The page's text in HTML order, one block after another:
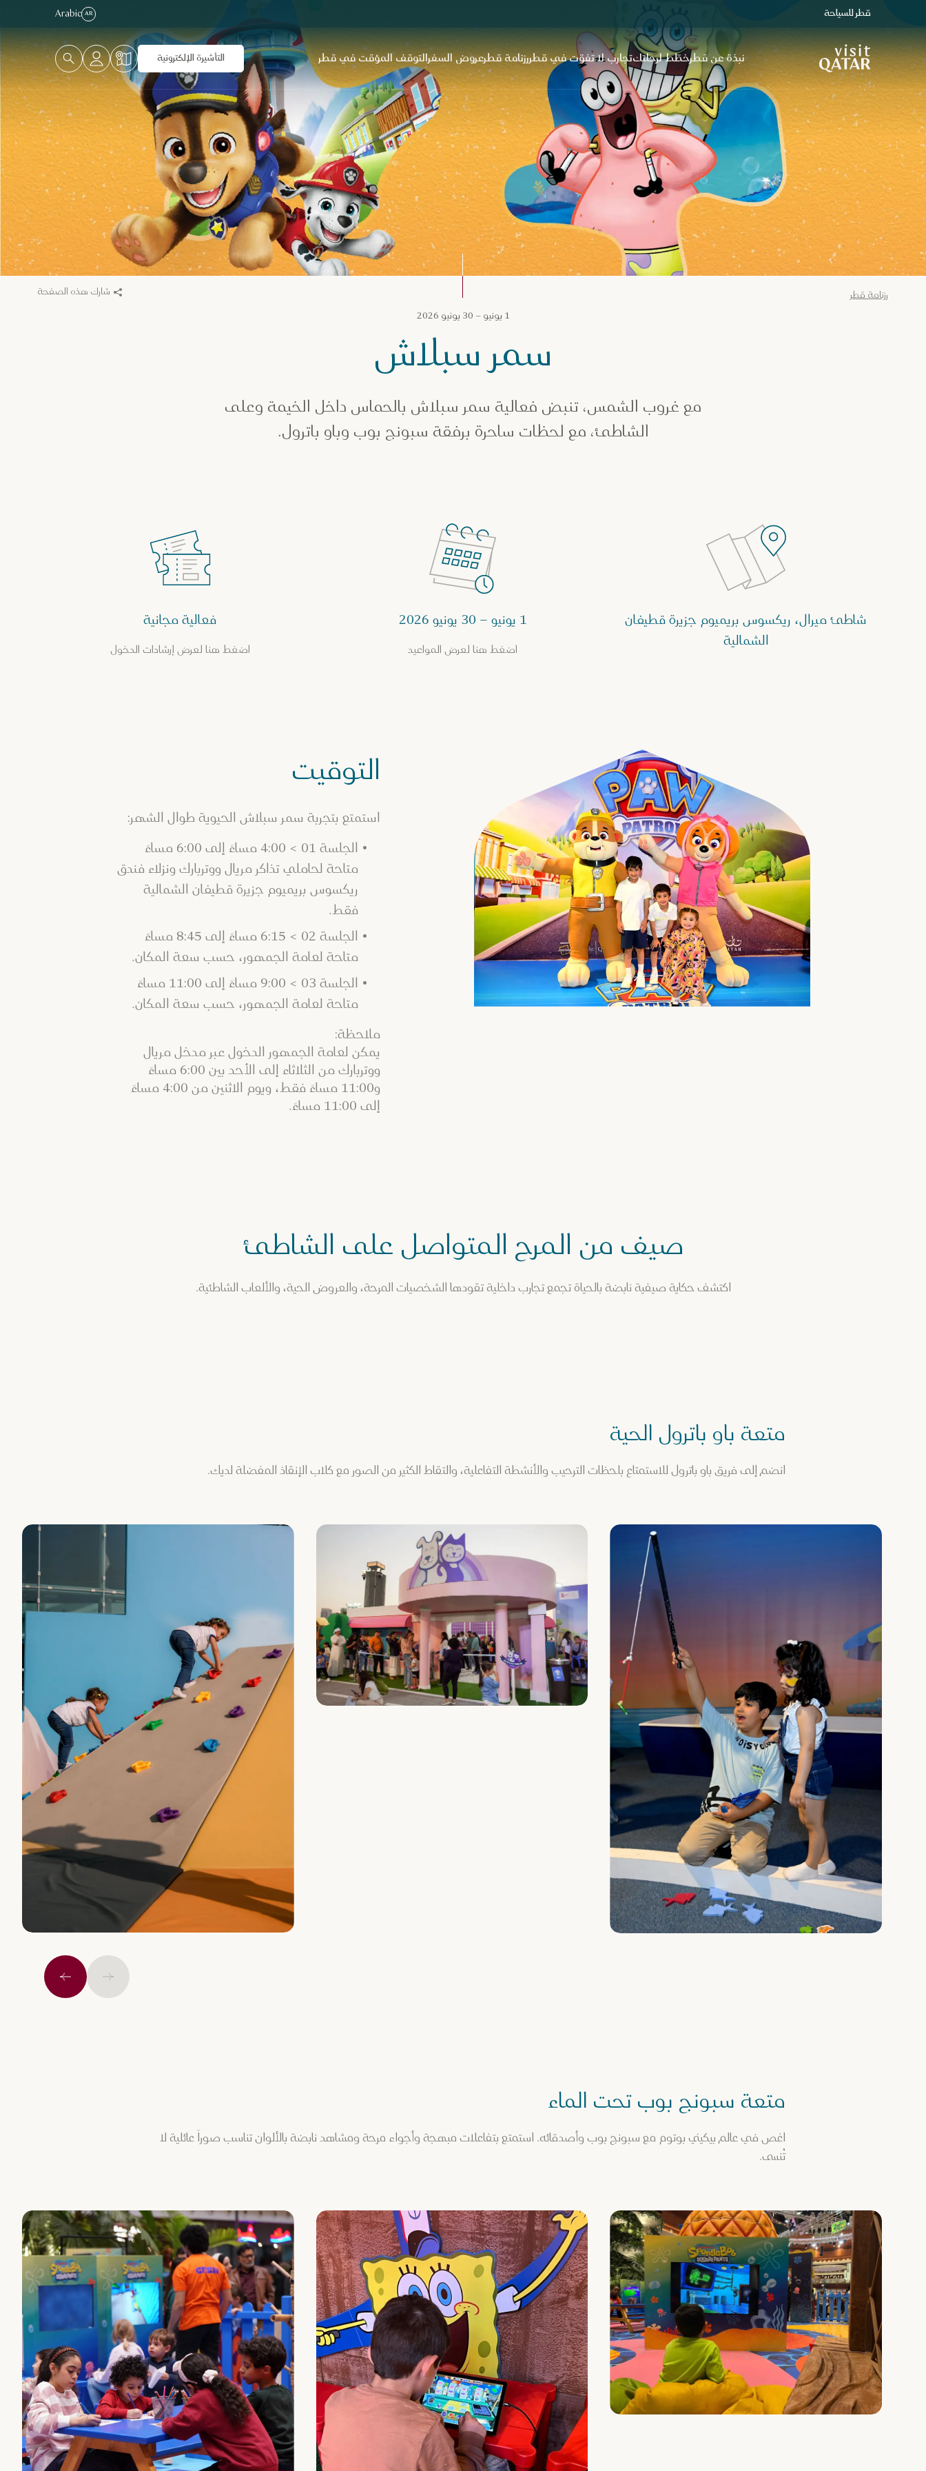
الصفحة الرئيسية لموقع VisitQatar
قطر للسياحة AR
Arabic
نبذة عن قطرخطّط لرحلتكتجارب لا تفوّت في قطررزنامة قطرعروض السفرالتوقف المؤقت في قطر التأشيرة الإلكترونية
رزنامة قطر
شارك هذه الصفحة
1 يونيو – 30 يونيو 2026
سمر سبلاش
مع غروب الشمس، تنبض فعالية سمر سبلاش بالحماس داخل الخيمة وعلى
الشاطئ، مع لحظات ساحرة برفقة سبونج بوب وباو باترول.
شاطئ ميرال، ريكسوس بريميوم جزيرة قطيفان
الشمالية
1 يونيو – 30 يونيو 2026
اضغط هنا لعرض المواعيد
فعالية مجانية
اضغط هنا لعرض إرشادات الدخول
التوقيت
استمتع بتجربة سمر سبلاش الحيوية طوال الشهر:
الجلسة 01 > 4:00 مساءً إلى 6:00 مساءً
متاحة لحاملي تذاكر مريال ووتربارك ونزلاء فندق
ريكسوس بريميوم جزيرة قطيفان الشمالية
فقط.
الجلسة 02 > 6:15 مساءً إلى 8:45 مساءً
متاحة لعامة الجمهور، حسب سعة المكان.
الجلسة 03 > 9:00 مساءً إلى 11:00 مساءً
متاحة لعامة الجمهور، حسب سعة المكان.
ملاحظة:
يمكن لعامة الجمهور الدخول عبر مدخل مريال
ووتربارك من الثلاثاء إلى الأحد بين 6:00 مساءً
و11:00 مساءً فقط، ويوم الاثنين من 4:00 مساءً
إلى 11:00 مساءً.
صيف من المرح المتواصل على الشاطئ
اكتشف حكاية صيفية نابضة بالحياة تجمع تجارب داخلية تقودها الشخصيات المرحة، والعروض الحية، والألعاب الشاطئية.
متعة باو باترول الحية
انضم إلى فريق باو باترول للاستمتاع بلحظات الترحيب والأنشطة التفاعلية، والتقاط الكثير من الصور مع كلاب الإنقاذ المفضلة لديك.
السابق التالي
متعة سبونج بوب تحت الماء
اغص في عالم بيكيني بوتوم مع سبونج بوب وأصدقائه. استمتع بتفاعلات مبهجة وأجواء مرحة ومشاهد نابضة بالألوان تناسب صوراً عائلية لا
تُنسى.